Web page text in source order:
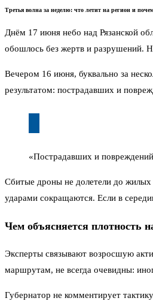
Третья волна за неделю: что летит на регион и
Днём 17 июня небо над Рязанской
обошлось без жертв и разрушений.
Вечером 16 июня, буквально за
результатом: пострадавших и
«Пострадавших и
Сбитые дроны не долетели до жилых
ударами сокращаются. Если в
Чем объясняется плотность
Эксперты связывают возросшую
маршрутам, не всегда очевидны:
Губернатор не комментирует